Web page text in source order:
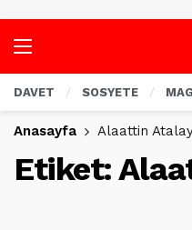
DAVET SOSYETE
Anasayfa Alaattin
Etiket: